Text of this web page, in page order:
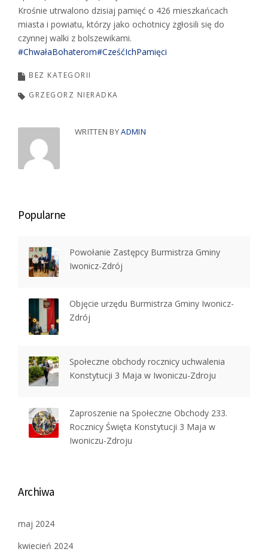
Krośnie utrwalono dzisiaj pamięć o 426 mieszkańcach
miasta i powiatu, którzy jako ochotnicy zgłosili się do
czynnej walki z bolszewikami.
#ChwałaBohaterom#CześćIchPamięci
BEZ KATEGORII
GRZEGORZ NIERADKA
WRITTEN BYADMIN
Popularne
Powołanie Zastępcy Burmistrza Gminy
Iwonicz-Zdrój
Objęcie urzędu Burmistrza Gminy Iwonicz-
Zdrój
Społeczne obchody rocznicy uchwalenia
Konstytucji 3 Maja w Iwoniczu-Zdroju
Zaproszenie na Społeczne Obchody 233.
Rocznicy Święta Konstytucji 3 Maja w
Iwoniczu-Zdroju
Archiwa
maj 2024
kwiecień 2024